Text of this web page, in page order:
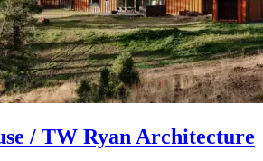
/ TW Ryan Architecture